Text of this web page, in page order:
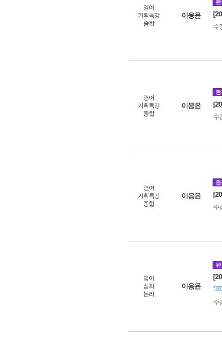
영어
기획특강
종합
이응윤
완
수
영어
기획특강
종합
이응윤
완
수
영어
기획특강
종합
이응윤
완
수
영어
심화
논리
이응윤
완
수